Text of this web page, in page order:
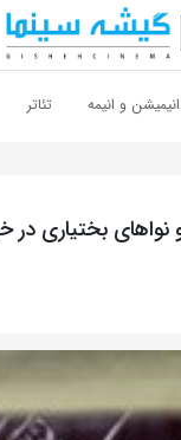
انیمیشن و انیمه تئاتر
نواهای بختیاری در